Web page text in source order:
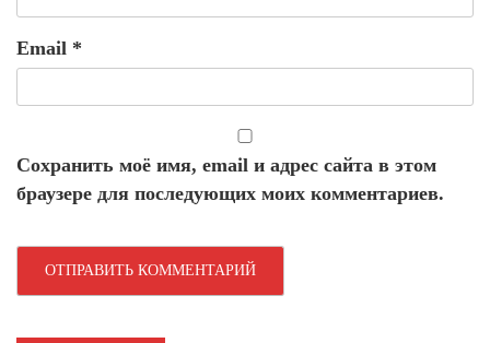
Email *
Сохранить моё имя, email и адрес сайта в этом
браузере для последующих моих комментариев.